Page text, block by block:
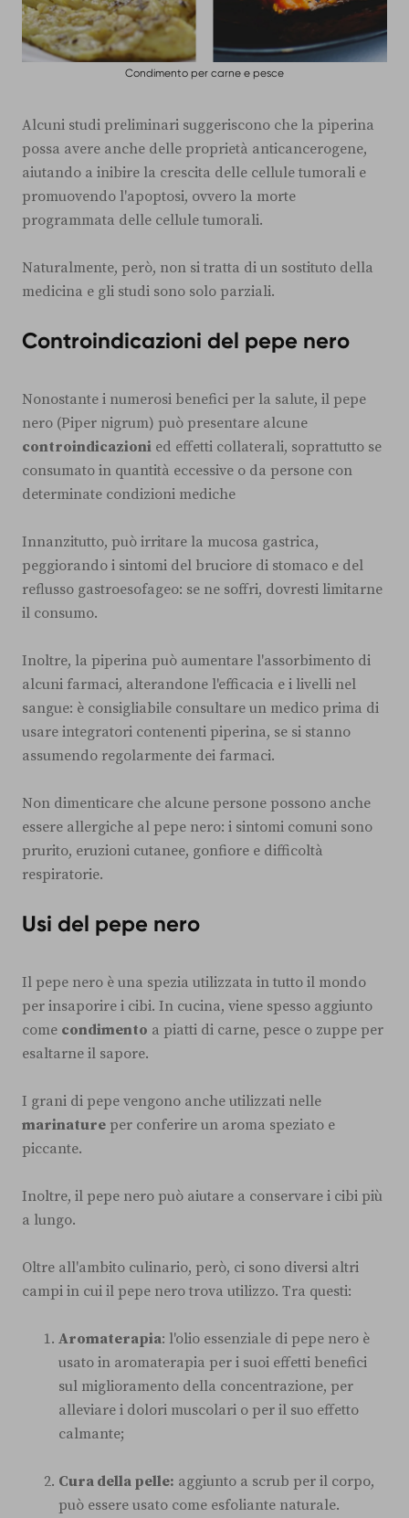
Condimento per carne e pesce
Alcuni studi preliminari suggeriscono che la piperina
possa avere anche delle proprietà anticancerogene,
aiutando a inibire la crescita delle cellule tumorali e
promuovendo l'apoptosi, ovvero la morte
programmata delle cellule tumorali.
Naturalmente, però, non si tratta di un sostituto della
medicina e gli studi sono solo parziali.
Controindicazioni del pepe nero
Nonostante i numerosi benefici per la salute, il pepe
nero (Piper nigrum) può presentare alcune
controindicazioni ed effetti collaterali, soprattutto se
consumato in quantità eccessive o da persone con
determinate condizioni mediche
Innanzitutto, può irritare la mucosa gastrica,
peggiorando i sintomi del bruciore di stomaco e del
reflusso gastroesofageo: se ne soffri, dovresti limitarne
il consumo.
Inoltre, la piperina può aumentare l'assorbimento di
alcuni farmaci, alterandone l'efficacia e i livelli nel
sangue: è consigliabile consultare un medico prima di
usare integratori contenenti piperina, se si stanno
assumendo regolarmente dei farmaci.
Non dimenticare che alcune persone possono anche
essere allergiche al pepe nero: i sintomi comuni sono
prurito, eruzioni cutanee, gonfiore e difficoltà
respiratorie.
Usi del pepe nero
Il pepe nero è una spezia utilizzata in tutto il mondo
per insaporire i cibi. In cucina, viene spesso aggiunto
come condimento a piatti di carne, pesce o zuppe per
esaltarne il sapore.
I grani di pepe vengono anche utilizzati nelle
marinature per conferire un aroma speziato e
piccante.
Inoltre, il pepe nero può aiutare a conservare i cibi più
a lungo.
Oltre all'ambito culinario, però, ci sono diversi altri
campi in cui il pepe nero trova utilizzo. Tra questi:
Aromaterapia: l'olio essenziale di pepe nero è
usato in aromaterapia per i suoi effetti benefici
sul miglioramento della concentrazione, per
alleviare i dolori muscolari o per il suo effetto
calmante;
Cura della pelle: aggiunto a scrub per il corpo,
può essere usato come esfoliante naturale.